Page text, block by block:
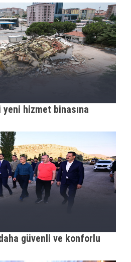
hizmet binasına
güvenli ve konforlu